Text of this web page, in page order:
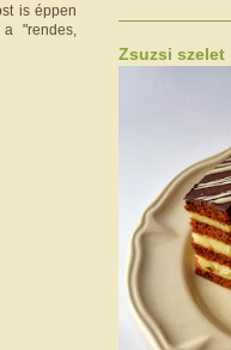
is éppen
"rendes,
Zsuzsi szelet